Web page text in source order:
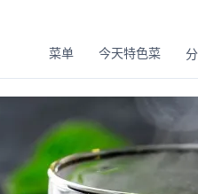
菜单 今天特色菜